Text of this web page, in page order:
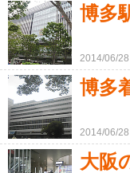
博多
2014/06/
博多
2014/06/
大阪